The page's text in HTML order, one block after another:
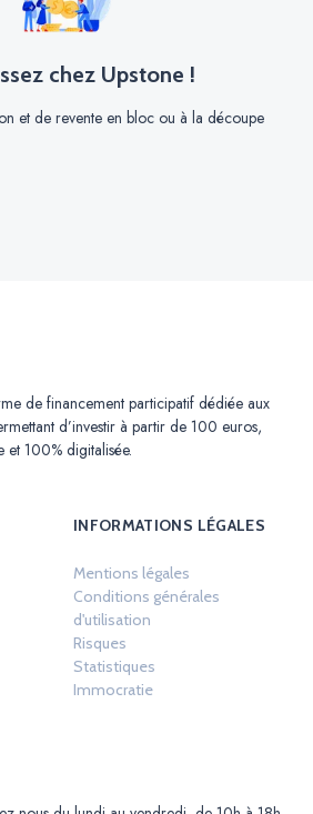
chez Upstone !
et de revente en bloc ou à la découpe
de financement participatif dédiée aux
d’investir à partir de 100 euros,
et 100% digitalisée.
INFORMATIONS LÉGALES
Mentions légales
Conditions générales
d'utilisation
Risques
Statistiques
Immocratie